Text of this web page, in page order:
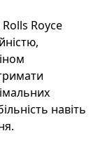
Royce
навіть